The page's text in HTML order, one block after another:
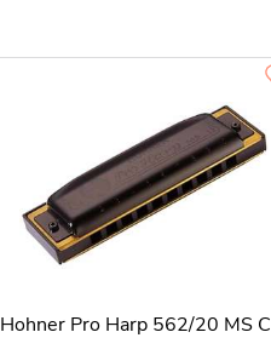
Hohner Pro Harp 562/20 MS C